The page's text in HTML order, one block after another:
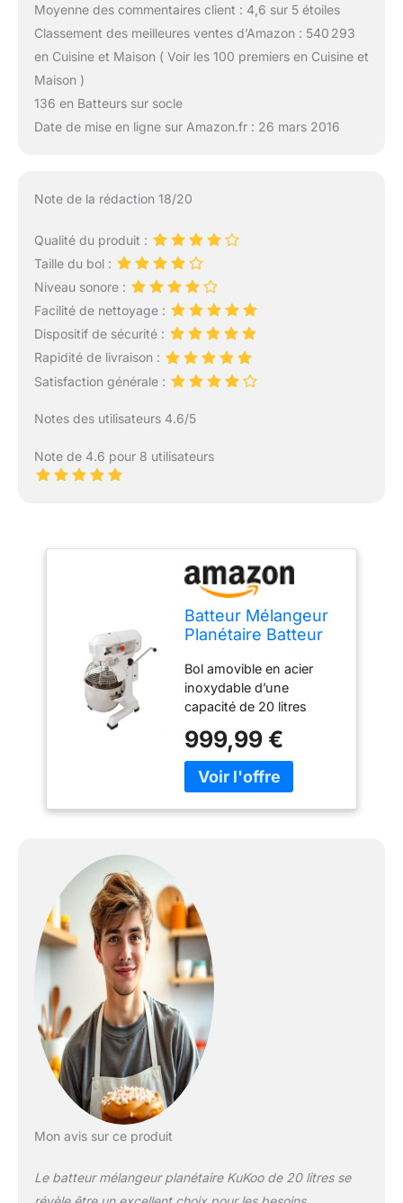
Moyenne des commentaires client : 4,6 sur 5 étoiles
Classement des meilleures ventes d’Amazon : 540 293
en Cuisine et Maison ( Voir les 100 premiers en Cuisine et
Maison )
136 en Batteurs sur socle
Date de mise en ligne sur Amazon.fr : 26 mars 2016
Note de la rédaction 18/20
Qualité du produit :
Taille du bol :
Niveau sonore :
Facilité de nettoyage :
Dispositif de sécurité :
Rapidité de livraison :
Satisfaction générale :
Notes des utilisateurs 4.6/5
Note de 4.6 pour 8 utilisateurs
Batteur Mélangeur
Planétaire Batteur
Professionnel de 20
Litres
Bol amovible en acier
inoxydable d’une
capacité de 20 litres
vitesses ajustables pour
différents niveau de
mélanges 3 accessoires
999,99 €
Mon avis sur ce produit
Le batteur mélangeur planétaire KuKoo de 20 litres se